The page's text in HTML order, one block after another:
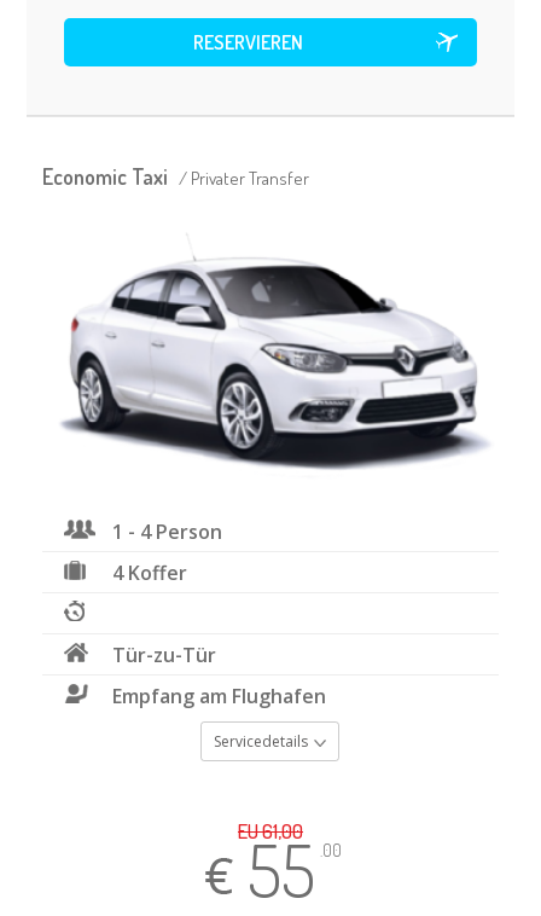
Economic Taxi / Privater Transfer
1 - 4 Person
4 Koffer
Tür-zu-Tür
Empfang am Flughafen
Servicedetails
EU 61,00
55 .00